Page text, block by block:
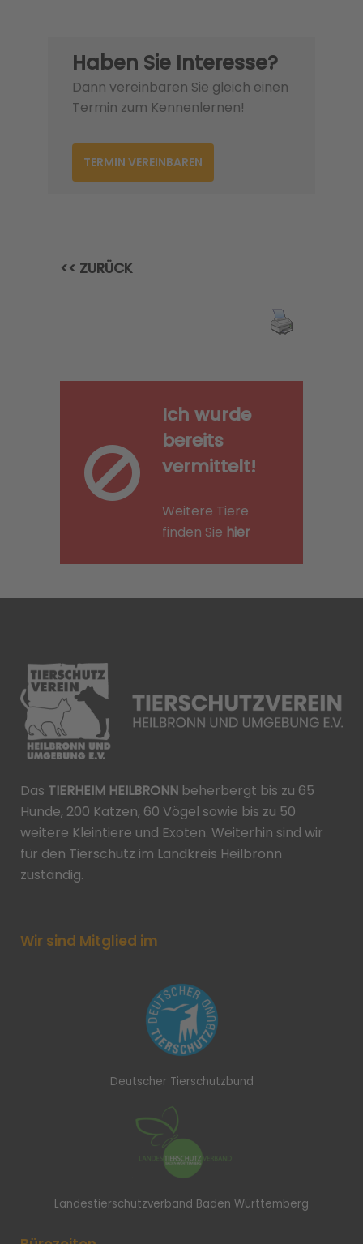
Haben Sie Interesse?
Dann vereinbaren Sie gleich einen
Termin zum Kennenlernen!
TERMIN VEREINBAREN
<< ZURÜCK
Ich wurde
bereits
vermittelt!
Weitere Tiere
finden Sie hier
Das TIERHEIM HEILBRONN beherbergt bis zu 65
Hunde, 200 Katzen, 60 Vögel sowie bis zu 50
weitere Kleintiere und Exoten. Weiterhin sind wir
für den Tierschutz im Landkreis Heilbronn
zuständig.
Wir sind Mitglied im
Deutscher Tierschutzbund
Landestierschutzverband Baden Württemberg